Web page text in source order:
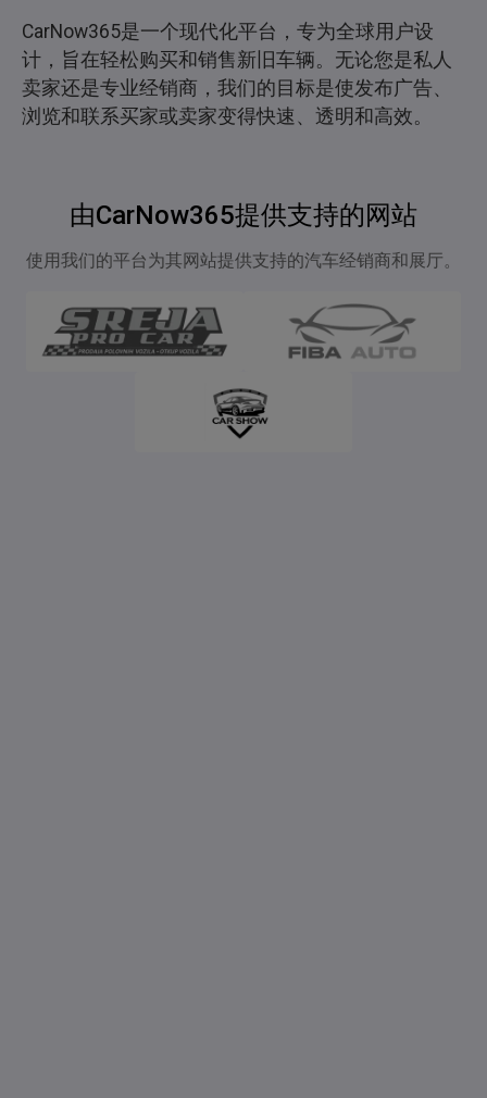
CarNow365是一个现代化平台，专为全球用户设
计，旨在轻松购买和销售新旧车辆。无论您是私人
卖家还是专业经销商，我们的目标是使发布广告、
浏览和联系买家或卖家变得快速、透明和高效。
由CarNow365提供支持的网站
使用我们的平台为其网站提供支持的汽车经销商和展厅。